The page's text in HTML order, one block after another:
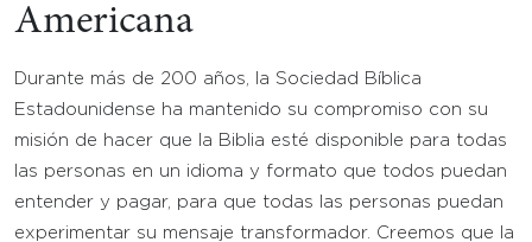
Americana
Durante más de 200 años, la Sociedad Bíblica
Estadounidense ha mantenido su compromiso con su
misión de hacer que la Biblia esté disponible para todas
las personas en un idioma y formato que todos puedan
entender y pagar, para que todas las personas puedan
experimentar su mensaje transformador. Creemos que la